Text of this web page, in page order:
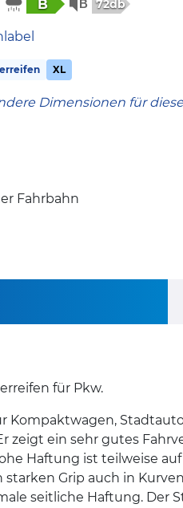
B 72db
XL
Dimensionen für
Fahrbahn
für Pkw.
Kompaktwagen,
ein sehr gutes
Haftung ist teilweise
Grip auch in
seitliche Haftung.